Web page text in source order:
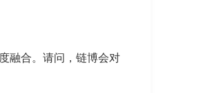
融合。请问，链博会对